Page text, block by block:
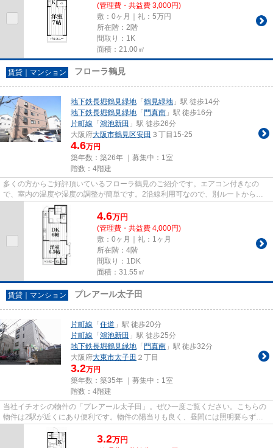
(管理費・共益費 3,000円)
敷：0ヶ月｜礼：5万円
所在階：2階
間取り：1K
面積：21.00㎡
賃貸｜マンション フローラ鶴見
地下鉄長堀鶴見緑地 「 鶴見緑地 」駅 徒歩14分
地下鉄長堀鶴見緑地 「 門真南 」駅 徒歩16分
片町線 「 鴻池新田 」駅 徒歩26分
大阪府大阪市鶴見区安田 ３丁目15-25
4.6万円
築年数：築26年 ｜募集中： 1室
階数：4階建
多くの方からご好評頂いているフローラ鶴見のご紹介です。エアコン付きなの
で、室内の温度や湿度の調整が簡単です。2沿線利用可なので、別ルートからで
も帰宅できます。防犯対策の行き...
4.6万円
(管理費・共益費 4,000円)
敷：0ヶ月｜礼：1ヶ月
所在階：4階
間取り：1DK
面積：31.55㎡
賃貸｜マンション プレアール太子田
片町線 「 住道 」駅 徒歩20分
片町線 「 鴻池新田 」駅 徒歩25分
地下鉄長堀鶴見緑地 「 門真南 」駅 徒歩32分
大阪府大東市太子田 ２丁目
3.2万円
築年数：築35年 ｜募集中： 1室
階数：4階建
当社イチオシの物件の「プレアール太子田」。ぜひ一度ご覧ください。こちらの
物件は2駅が近くにあり便利です。物件の陽当りも良く、昼間には照明要らずで
経済的です。こちらはマンショ...
3.2万円